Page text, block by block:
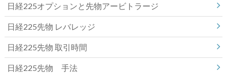
日経225オプションと先物アービトラージ
日経225先物 レバレッジ
日経225先物 取引時間
日経225先物 手法